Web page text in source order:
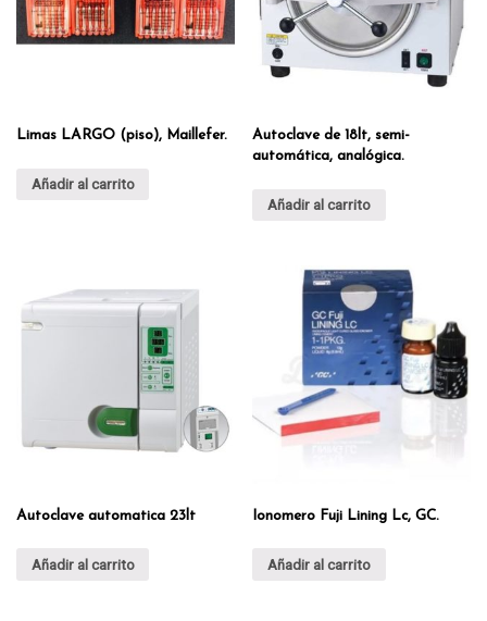
Limas LARGO (piso), Maillefer.
Añadir al carrito
Autoclave de 18lt, semi-
automática, analógica.
Añadir al carrito
Autoclave automatica 23lt
Añadir al carrito
Ionomero Fuji Lining Lc, GC.
Añadir al carrito